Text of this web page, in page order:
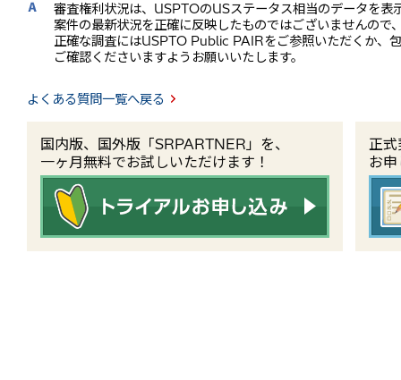
審査権利状況は、USPTOのUSステータス相当のデータを表
案件の最新状況を正確に反映したものではございませんので
正確な調査にはUSPTO Public PAIRをご参照いただくか、
ご確認くださいますようお願いいたします。
よくある質問一覧へ戻る
国内版、国外版「SRPARTNER」を、
一ヶ月無料でお試しいただけます！
正式
お